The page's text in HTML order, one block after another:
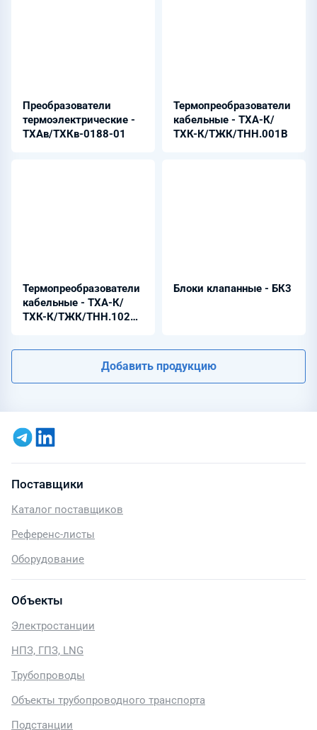
Преобразователи
термоэлектрические -
ТХАв/ТХКв-0188-01
Термопреобразователи
кабельные - ТХА-К/
ТХК-К/ТЖК/ТНН.001В
Термопреобразователи
кабельные - ТХА-К/
ТХК-К/ТЖК/ТНН.102
Блоки клапанные - БК3
Добавить продукцию
Поставщики
Каталог поставщиков
Референс-листы
Оборудование
Объекты
Электростанции
НПЗ, ГПЗ, LNG
Трубопроводы
Объекты трубопроводного транспорта
Подстанции